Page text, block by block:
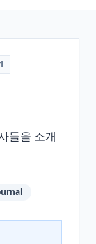
들을 소개